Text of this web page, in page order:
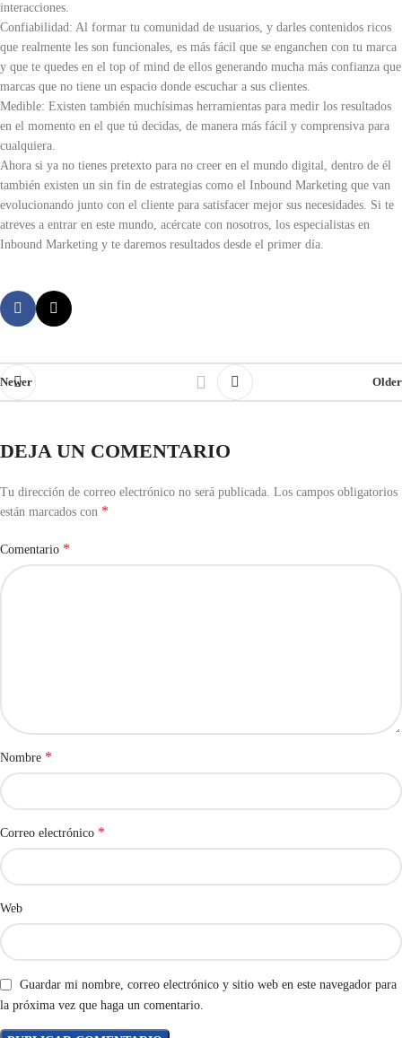
interacciones.
Confiabilidad: Al formar tu comunidad de usuarios, y darles contenidos ricos
que realmente les son funcionales, es más fácil que se enganchen con tu marca
y que te quedes en el top of mind de ellos generando mucha más confianza que
marcas que no tiene un espacio donde escuchar a sus clientes.
Medible: Existen también muchísimas herramientas para medir los resultados
en el momento en el que tú decidas, de manera más fácil y comprensiva para
cualquiera.
Ahora si ya no tienes pretexto para no creer en el mundo digital, dentro de él
también existen un sin fin de estrategias como el Inbound Marketing que van
evolucionando junto con el cliente para satisfacer mejor sus necesidades. Si te
atreves a entrar en este mundo, acércate con nosotros, los especialistas en
Inbound Marketing y te daremos resultados desde el primer día.
Newer Older
DEJA UN COMENTARIO
Tu dirección de correo electrónico no será publicada. Los campos obligatorios
están marcados con *
Comentario *
Nombre *
Correo electrónico *
Web
Guardar mi nombre, correo electrónico y sitio web en este navegador para
la próxima vez que haga un comentario.